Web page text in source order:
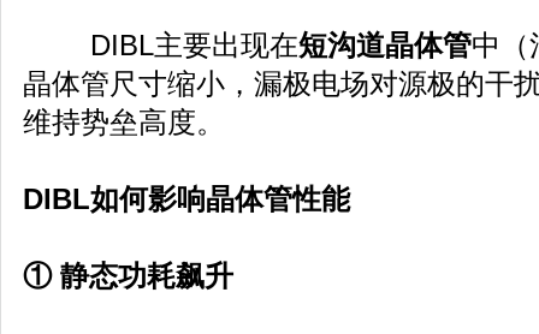
DIBL主要出现在短沟道晶体管中（
晶体管尺寸缩小，漏极电场对源极的干
维持势垒高度。
DIBL如何影响晶体管性能
① 静态功耗飙升